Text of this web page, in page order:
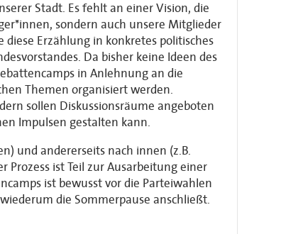
Stadt. Es fehlt an einer Vision, die
sondern auch unsere Mitglieder
Erzählung in konkretes politisches
Da bisher keine Ideen des
in Anlehnung an die
Themen organisiert werden.
sollen Diskussionsräume angeboten
Impulsen gestalten kann.
und andererseits nach innen (z.B.
ist Teil zur Ausarbeitung einer
ist bewusst vor die Parteiwahlen
die Sommerpause anschließt.